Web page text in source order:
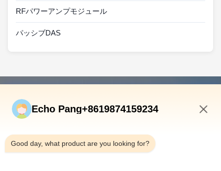
RFパワーアンプモジュール
パッシブDAS
ホーム
私たちについて
工場見学
Echo Pang+8619874159234
Good day, what product are you looking for?